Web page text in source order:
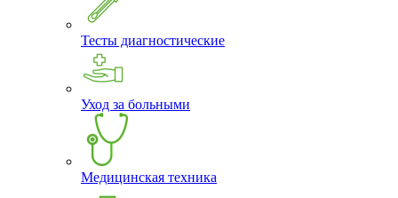
Тесты диагностические
Уход за больными
Медицинская техника